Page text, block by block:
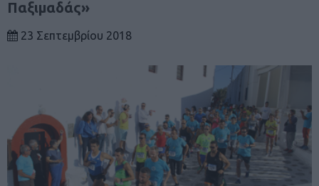
Παξιμαδάς»
23 Σεπτεμβρίου 2018